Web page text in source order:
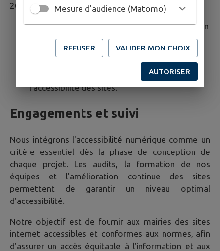
2027
Réalisation d'un nouvel audit d'accessibilité afin
d'évaluer les éventuelles évolutions et de
corriger les points d'amélioration nécessaires.
Intégration des retours d'expérience des
utilisateurs pour améliorer l'ergonomie et
l'accessibilité des sites.
Engagements et suivi
Nous intégrons l'accessibilité numérique comme un
critère essentiel dès la phase de conception de
chaque projet. Les audits, la formation de nos
équipes et l'amélioration continue des sites
permettent de garantir un niveau optimal
d'accessibilité.
Notre objectif est de fournir aux mairies des sites
internet accessibles et conformes aux normes, afin
d'assurer un accès équitable à l'information et aux
Mesure d'audience (Matomo)
REFUSER VALIDER MON CHOIX
AUTORISER